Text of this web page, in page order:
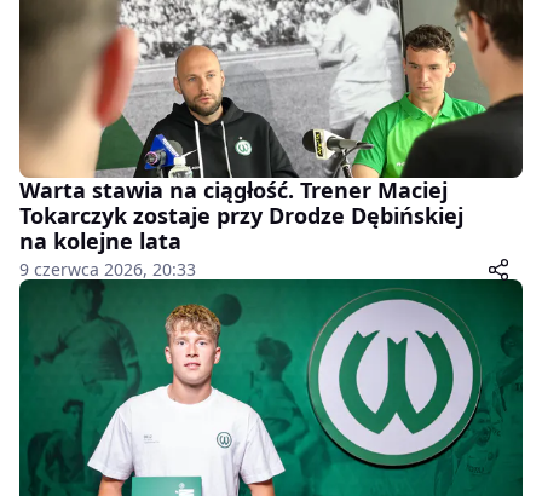
Warta stawia na ciągłość. Trener Maciej
Tokarczyk zostaje przy Drodze Dębińskiej
na kolejne lata
9 czerwca 2026, 20:33